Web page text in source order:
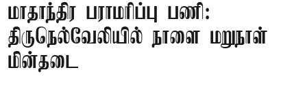
மாதாந்திர பராமரிப்பு பணி:
திருநெல்வேலியில் நாளை மறுநாள்
மின்தடை